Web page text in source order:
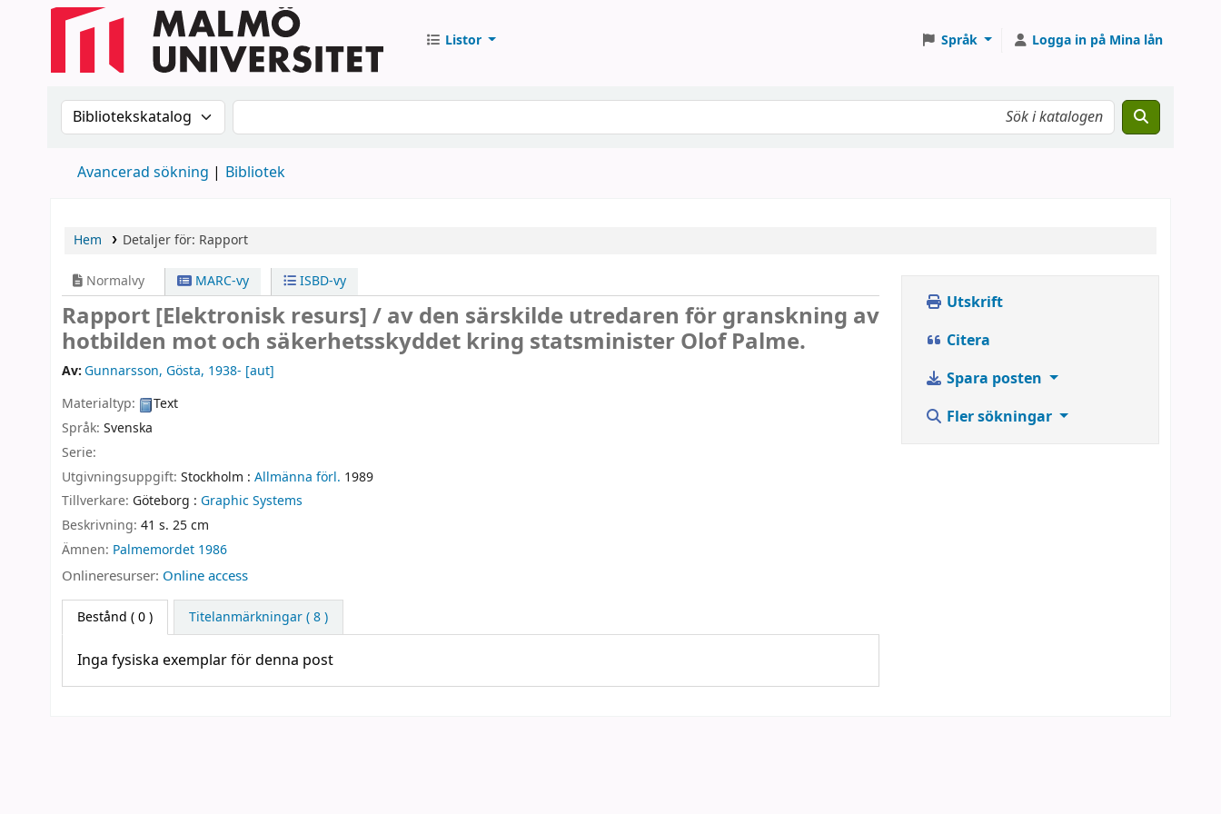
Listor Språk Logga in på Mina lån
Sök i katalogen efter:Sök i katalogen
Avancerad sökning Bibliotek
Hem Detaljer för: Rapport
Normalvy MARC-vy ISBD-vy
Rapport[Elektronisk resurs] /av den särskilde utredaren för granskning av
hotbilden mot och säkerhetsskyddet kring statsminister Olof Palme.
Av:Gunnarsson, Gösta, 1938- [aut]
Materialtyp:
Text
Språk: Svenska
Serie:
Utgivningsuppgift: Stockholm : Allmänna förl. 1989
Tillverkare: Göteborg : Graphic Systems
Beskrivning: 41 s. 25 cm
Ämnen: Palmemordet 1986
Onlineresurser: Online access
Bestånd ( 0 ) Titelanmärkningar ( 8 )
Inga fysiska exemplar för denna post
Utskrift
Citera
Spara posten
Fler sökningar